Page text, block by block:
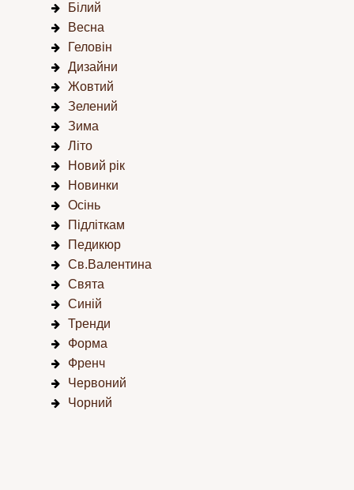
Білий
Весна
Геловін
Дизайни
Жовтий
Зелений
Зима
Літо
Новий рік
Новинки
Осінь
Підліткам
Педикюр
Св.Валентина
Свята
Синій
Тренди
Форма
Френч
Червоний
Чорний